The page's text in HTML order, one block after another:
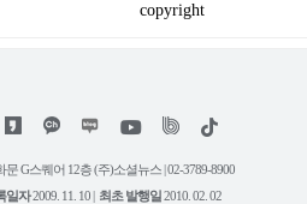
copyright
위
트
틱
G스퀘어 12층 (주)소셜뉴스 | 02-3789-8900
일자2009. 11. 10 | 최초 발행일 2010. 02. 02